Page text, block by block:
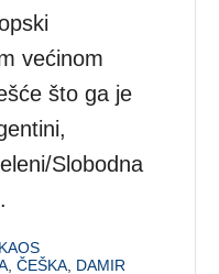
većinom
što ga je
Slobodna
,ČEŠKA DAMIR